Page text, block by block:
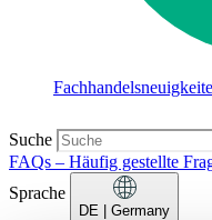
Suche
FAQs – Häufig gestellte
Sprache
DE | Germany